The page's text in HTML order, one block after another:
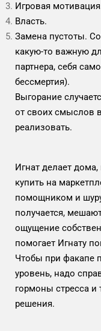
Игровая
Власть.
Замена пустоты.
какую-то важную
партнера, себя
бессмертия).
Выгорание
от своих смыслов
реализовать.
Игнат делает
купить на
помощником и
получается,
ощущение
помогает Игнату
Чтобы при факапе
уровень, надо
гормоны стресса и
решения.